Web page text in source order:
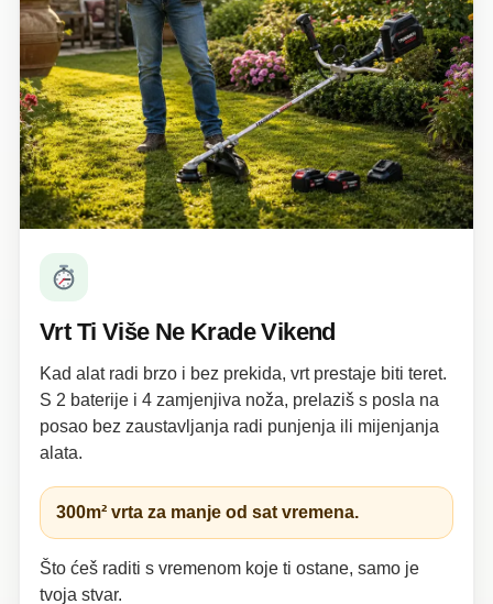
Vrt Ti Više Ne Krade Vikend
Kad alat radi brzo i bez prekida, vrt prestaje biti teret.
S 2 baterije i 4 zamjenjiva noža, prelaziš s posla na
posao bez zaustavljanja radi punjenja ili mijenjanja
alata.
300m² vrta za manje od sat vremena.
Što ćeš raditi s vremenom koje ti ostane, samo je
tvoja stvar.